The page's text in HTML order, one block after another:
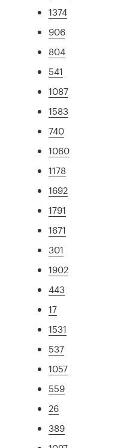
1374
906
804
541
1087
1583
740
1060
1178
1692
1791
1671
301
1902
443
17
1531
537
1057
559
26
389